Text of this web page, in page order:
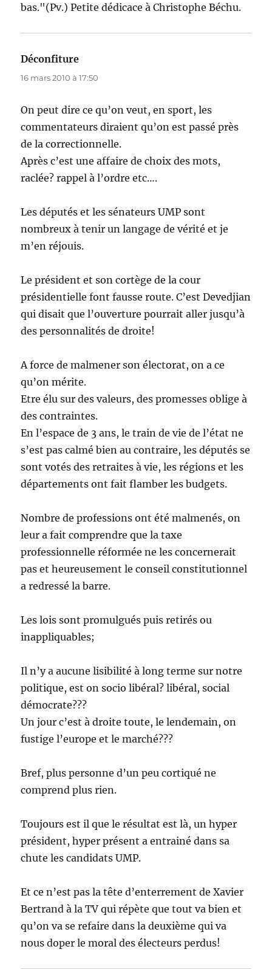
bas."(Pv.) Petite dédicace à Christophe Béchu.
Déconfiture
16 mars 2010 à 17:50
On peut dire ce qu’on veut, en sport, les
commentateurs diraient qu’on est passé près
de la correctionnelle.
Après c’est une affaire de choix des mots,
raclée? rappel à l’ordre etc….
Les députés et les sénateurs UMP sont
nombreux à tenir un langage de vérité et je
m’en réjouis.
Le président et son cortège de la cour
présidentielle font fausse route. C’est Devedjian
qui disait que l’ouverture pourrait aller jusqu’à
des personnalités de droite!
A force de malmener son électorat, on a ce
qu’on mérite.
Etre élu sur des valeurs, des promesses oblige à
des contraintes.
En l’espace de 3 ans, le train de vie de l’état ne
s’est pas calmé bien au contraire, les députés se
sont votés des retraites à vie, les régions et les
départements ont fait flamber les budgets.
Nombre de professions ont été malmenés, on
leur a fait comprendre que la taxe
professionnelle réformée ne les concernerait
pas et heureusement le conseil constitutionnel
a redressé la barre.
Les lois sont promulgués puis retirés ou
inappliquables;
Il n’y a aucune lisibilité à long terme sur notre
politique, est on socio libéral? libéral, social
démocrate???
Un jour c’est à droite toute, le lendemain, on
fustige l’europe et le marché???
Bref, plus personne d’un peu cortiqué ne
comprend plus rien.
Toujours est il que le résultat est là, un hyper
président, hyper présent a entrainé dans sa
chute les candidats UMP.
Et ce n’est pas la tête d’enterrement de Xavier
Bertrand à la TV qui répète que tout va bien et
qu’on va se refaire dans la deuxième qui va
nous doper le moral des électeurs perdus!